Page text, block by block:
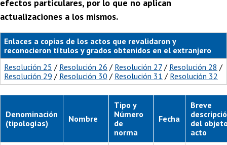
efectos particulares, por lo que no aplican
actualizaciones a los mismos.
Enlaces a copias de los actos que revalidaron y
reconocieron títulos y grados obtenidos en el extranjero
Resolución 25 / Resolución 26 / Resolución 27 / Resolución 28 /
Resolución 29 / Resolución 30 / Resolución 31 / Resolución 32
Denominación
(tipologías)
Nombre
Tipo y
Número
de
norma
Fecha
Breve
del
acto